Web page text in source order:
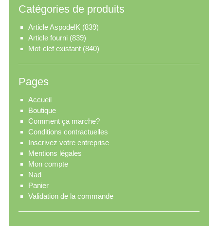
Catégories de produits
Article AspodelK (839)
Article fourni (839)
Mot-clef existant (840)
Pages
Accueil
Boutique
Comment ça marche?
Conditions contractuelles
Inscrivez votre entreprise
Mentions légales
Mon compte
Nad
Panier
Validation de la commande